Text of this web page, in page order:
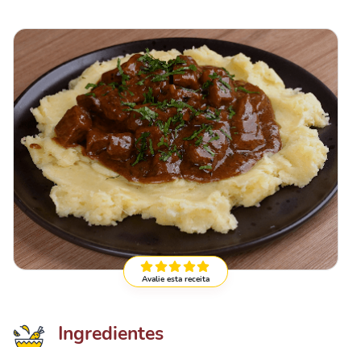
Avalie esta receita
Ingredientes